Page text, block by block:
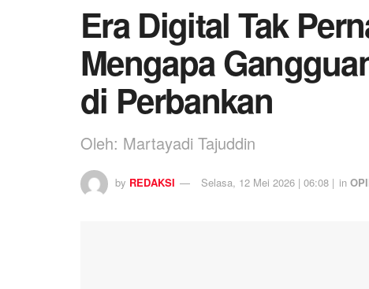
Era Digital Tak
Mengapa
di Perbankan
Oleh: Martayadi Tajuddin
by REDAKSI Selasa, 12 Mei 2026 | 06:08 | in